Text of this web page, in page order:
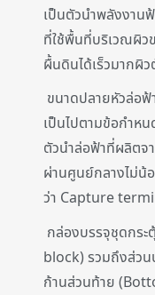
เป็นตัวนำพลังงา
ที่ใช้พื้นที่บริเวณผิว
ผื้นดินได้เร็วมากผิ
ขนาดปลายหัวล่อ
เป็นไปตามข้อกำห
ตัวนำล่อฟ้าที่ผลิตจ
ผ่านศูนย์กลางไม่น้
ว่า Capture
กล่องบรรจุชุดกร
block) รวมถึงส่ว
ก้านส่วนท้าย